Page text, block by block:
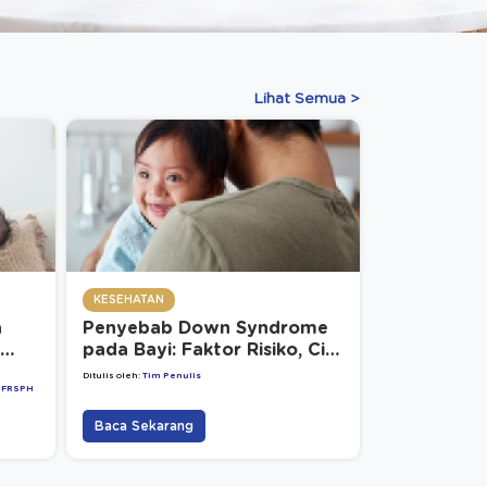
Lihat Semua >
KESEHATAN
Penyebab Down Syndrome
pada Bayi: Faktor Risiko, Ciri
& Deteksi Dini
Ditulis oleh: Tim Penulis
Baca Sekarang